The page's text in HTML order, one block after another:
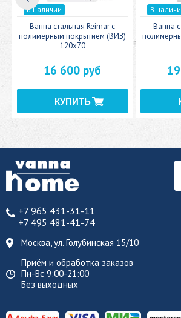
В наличии
Ванна стальная Reimar с
полимерным покрытием (ВИЗ)
120x70
16 600 руб
В
Ванна
+7 965 431-31-11
+7 495 481-41-74
Москва, ул. Голубинская 15/10
Приём и обработка заказов
Пн-Вс 9:00-21:00
Без выходных